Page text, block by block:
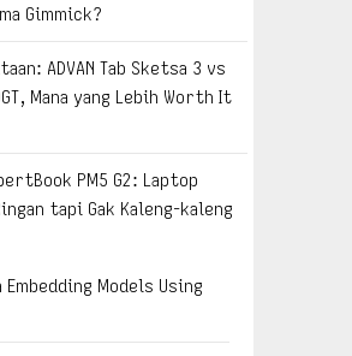
Gimmick?
ADVAN Tab Sketsa 3 vs
Mana yang Lebih Worth It
PM5 G2: Laptop
tapi Gak Kaleng-kaleng
Embedding Models Using